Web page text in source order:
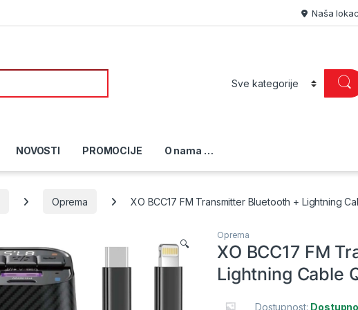
Naša
NOVOSTI PROMOCIJE O nama …
Oprema XO BCC17 FM Transmitter Bluetooth + Lightning
🔍
Oprema
XO BCC17 FM
Lightning Cable
Dostupnost: Dostupno